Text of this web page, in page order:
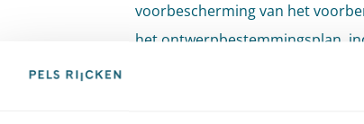
voorbescherming van het
het ontwerpbestemmingsplan,